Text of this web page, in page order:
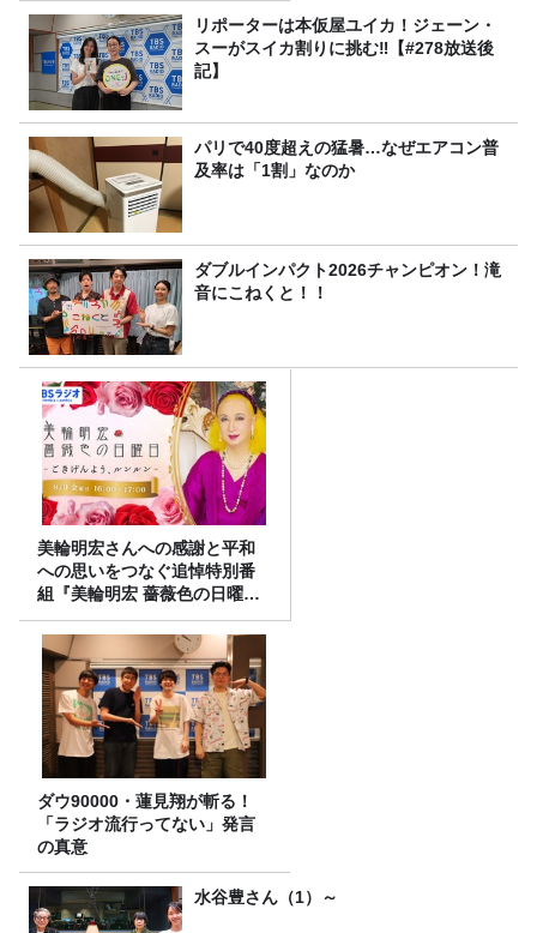
リポーターは本仮屋ユイカ！ジェーン・
スーがスイカ割りに挑む‼【#278放送後
記】
パリで40度超えの猛暑…なぜエアコン普
及率は「1割」なのか
ダブルインパクト2026チャンピオン！滝
音にこねくと！！
美輪明宏さんへの感謝と平和
への思いをつなぐ追悼特別番
組『美輪明宏 薔薇色の日曜日
～ごきげんよう、ルンルン
～』8/9（日）16時放送
ダウ90000・蓮見翔が斬る！
「ラジオ流行ってない」発言
の真意
水谷豊さん（1）～